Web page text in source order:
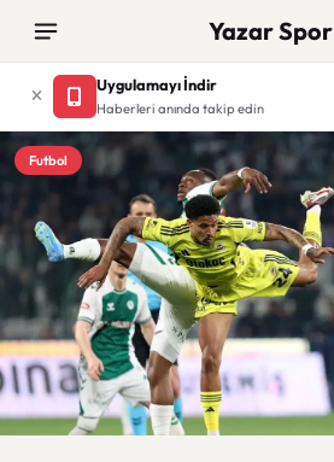
Yazar Spor
Uygulamayı İndir
Haberleri anında takip edin
Futbol